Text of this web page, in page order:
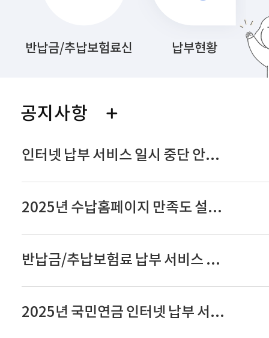
납부현황
반납금/추납보험료신청
공지사항
인터넷 납부 서비스 일시 중단 안...
2025년 수납홈페이지 만족도 설...
2025년 국민연금 인터넷 납부 서...
반납금/추납보험료 납부 서비스 ...